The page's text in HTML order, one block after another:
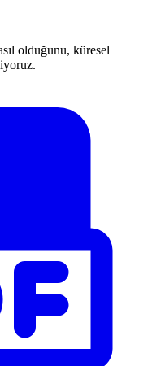
olduğunu, küresel